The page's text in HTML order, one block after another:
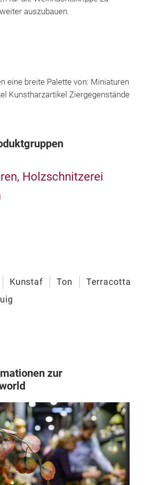
auszubauen.
eine breite Palette von: Miniaturen
Kunstharzartikel Ziergegenstände
Holzschnitzerei
Kunstaf Ton
Terracotta
zur